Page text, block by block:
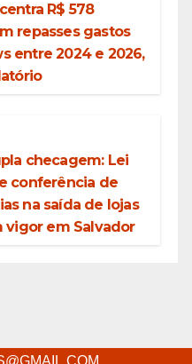
R$ 578
repasses gastos
entre 2024 e 2026,
checagem: Lei
conferência de
na saída de lojas
vigor em Salvador